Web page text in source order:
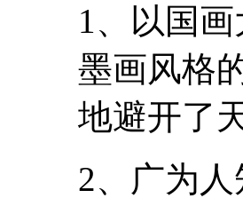
1、以国
墨画风格
地避开了
2、广为